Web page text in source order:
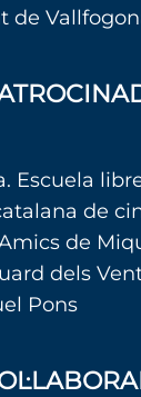
de
Escuela
de
de
dels
Pons